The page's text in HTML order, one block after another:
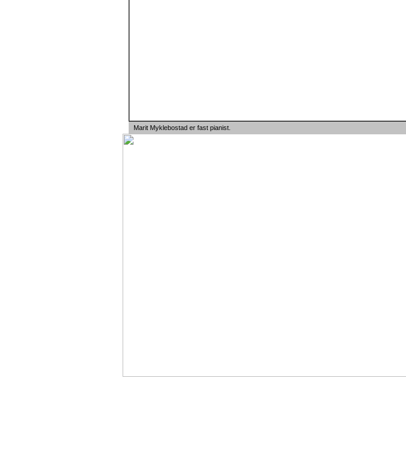
Marit Myklebostad er fast pianist.